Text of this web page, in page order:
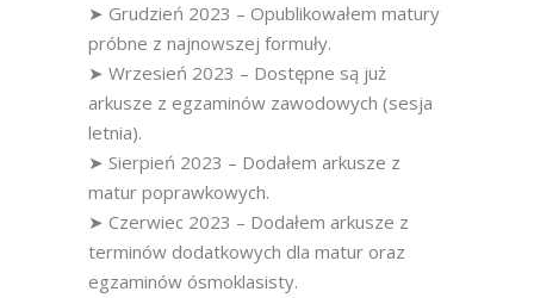
➤ Grudzień 2023 – Opublikowałem matury
próbne z najnowszej formuły.
➤ Wrzesień 2023 – Dostępne są już
arkusze z egzaminów zawodowych (sesja
letnia).
➤ Sierpień 2023 – Dodałem arkusze z
matur poprawkowych.
➤ Czerwiec 2023 – Dodałem arkusze z
terminów dodatkowych dla matur oraz
egzaminów ósmoklasisty.